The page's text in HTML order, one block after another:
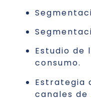
Estudio de
consumo.
Estrategia
canales